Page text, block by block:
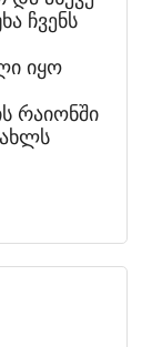
ჩვენს
იყო
რაიონში